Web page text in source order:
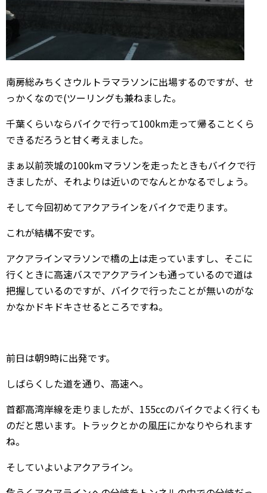
南房総みちくさウルトラマラソンに出場するのですが、せ
っかくなので(ツーリングも兼ねました。
千葉くらいならバイクで行って100km走って帰ることくら
できるだろうと甘く考えました。
まぁ以前茨城の100kmマラソンを走ったときもバイクで行
きましたが、それよりは近いのでなんとかなるでしょう。
そして今回初めてアクアラインをバイクで走ります。
これが結構不安です。
アクアラインマラソンで橋の上は走っていますし、そこに
行くときに高速バスでアクアラインも通っているので道は
把握しているのですが、バイクで行ったことが無いのがな
かなかドキドキさせるところですね。
前日は朝9時に出発です。
しばらくした道を通り、高速へ。
首都高湾岸線を走りましたが、155ccのバイクでよく行くも
のだと思います。トラックとかの風圧にかなりやられます
ね。
そしていよいよアクアライン。